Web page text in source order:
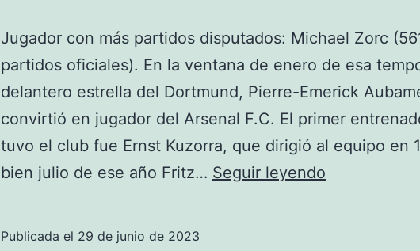
Jugador con más partidos disputados: Michael Zorc
partidos oficiales). En la ventana de enero de esa
delantero estrella del Dortmund, Pierre-Emerick
convirtió en jugador del Arsenal F.C. El primer
tuvo el club fue Ernst Kuzorra, que dirigió al equipo en
bien julio de ese año Fritz… Seguir leyendo
Publicada el 29 de junio de 2023